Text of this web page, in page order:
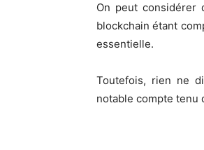
On peut considérer
blockchain étant
essentielle.
Toutefois, rien ne
notable compte tenu